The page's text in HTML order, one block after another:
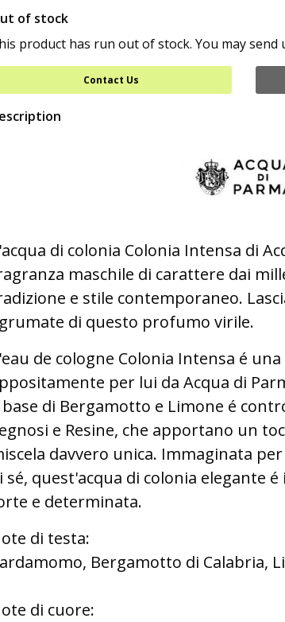
of stock
product has run out of stock. You may send
Contact Us
di colonia Colonia Intensa di
maschile di carattere dai
e stile contemporaneo.
di questo profumo virile.
de cologne Colonia Intensa é
per lui da Acqua di
base di Bergamotto e Limone é
e Resine, che apportano un
davvero unica. Immaginata
sé, quest'acqua di colonia elegante
e determinata.
di testa:
Bergamotto di Calabria,
di cuore: